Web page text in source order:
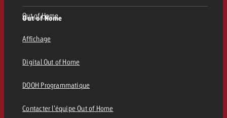
Out of Home
Out of Home
Affichage
Digital Out of Home
DOOH Programmatique
Contacter l’équipe Out of Home